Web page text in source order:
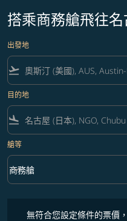
搭乘商務艙飛往名
出發地
flight_takeoff
目的地
flight_land
艙等
艙等 option 商務艙 Selected
商務艙
keyboard_arrow_down
無符合您設定條件的票價